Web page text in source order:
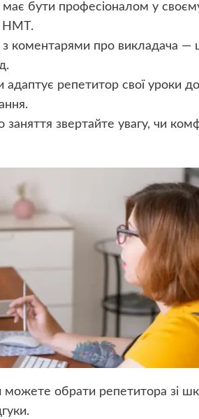
має бути професіоналом у
НМТ.
коментарями про викладача —
адаптує репетитор свої уроки
заняття звертайте увагу, чи
обрати репетитора зі